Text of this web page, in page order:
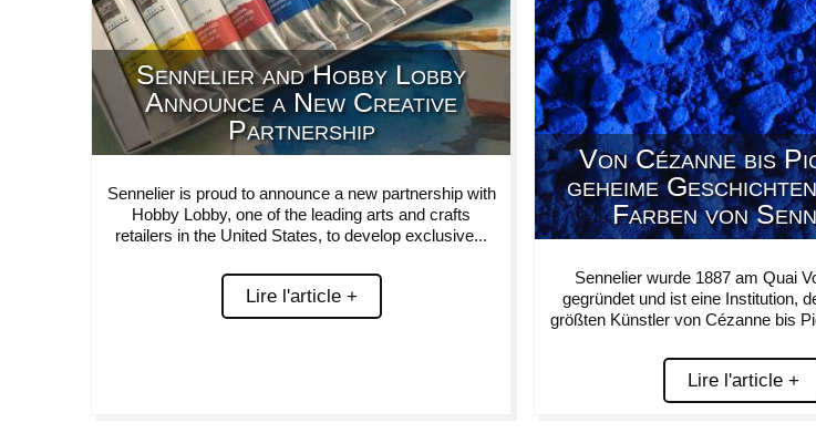
Sennelier and Hobby Lobby
Announce a New Creative
Partnership
Sennelier is proud to announce a new partnership with
Hobby Lobby, one of the leading arts and crafts
retailers in the United States, to develop exclusive...
Lire l'article +
Von Cézanne bis
geheime
Farben von
Sennelier wurde 1887 am Quai
gegründet und ist eine Institution,
größten Künstler von Cézanne bis
Lire l'article +